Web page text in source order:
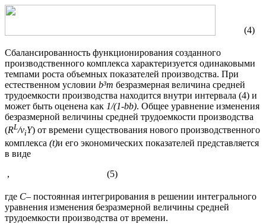
(4)
Сбалансированность функционирования созданного
производственного комплекса характеризуется одинаковыми
темпами роста объемных показателей производства. При
естественном условии b³m безразмерная величина средней
трудоемкости производства находится внутри интервала (4) и
может быть оценена как 1/(1-bb). Общее уравнение изменения
безразмерной величины средней трудоемкости производства
(RL/νiY) от времени существования нового производственного
комплекса (t)и его экономических показателей представляется
в виде
, (5)
где С– постоянная интегрирования в решении интегрального
уравнения изменения безразмерной величины средней
трудоемкости производства от времени.